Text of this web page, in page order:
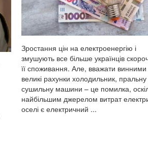
Зростання цін на електроенергію і
змушують все більше українців
її споживання. Але, вважати винними
великі рахунки холодильник,
сушильну машини – це помилка,
найбільшим джерелом витрат
оселі є електричний ...